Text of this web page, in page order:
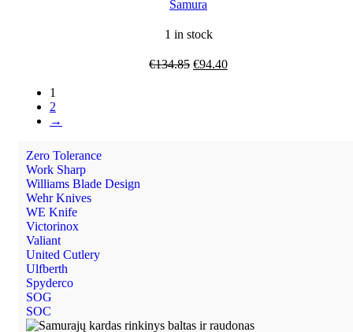
Samura
1 in stock
€134.85 €94.40
1
2
→
Zero Tolerance
Work Sharp
Williams Blade Design
Wehr Knives
WE Knife
Victorinox
Valiant
United Cutlery
Ulfberth
Spyderco
SOG
SOC